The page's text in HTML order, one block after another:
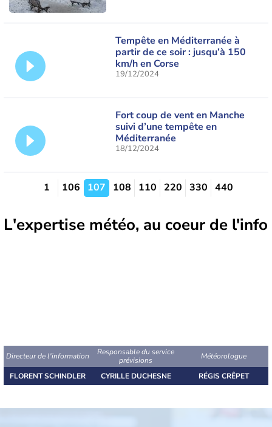
Tempête en Méditerranée à
partir de ce soir : jusqu’à 150
km/h en Corse
19/12/2024
Fort coup de vent en Manche
suivi d’une tempête en
Méditerranée
18/12/2024
1 106 107 108 110 220 330 440
L'expertise météo, au coeur de l'info
Directeur de l'information
FLORENT SCHINDLER
Responsable du service
prévisions
CYRILLE DUCHESNE
Météorologue
RÉGIS CRÊPET